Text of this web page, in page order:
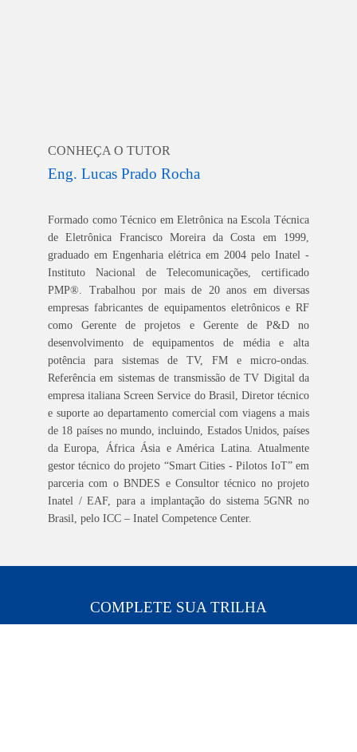
CONHEÇA O TUTOR
Eng. Lucas Prado Rocha
Formado como Técnico em Eletrônica na Escola Técnica
de Eletrônica Francisco Moreira da Costa em 1999,
graduado em Engenharia elétrica em 2004 pelo Inatel -
Instituto Nacional de Telecomunicações, certificado
PMP®. Trabalhou por mais de 20 anos em diversas
empresas fabricantes de equipamentos eletrônicos e RF
como Gerente de projetos e Gerente de P&D no
desenvolvimento de equipamentos de média e alta
potência para sistemas de TV, FM e micro-ondas.
Referência em sistemas de transmissão de TV Digital da
empresa italiana Screen Service do Brasil, Diretor técnico
e suporte ao departamento comercial com viagens a mais
de 18 países no mundo, incluindo, Estados Unidos, países
da Europa, África Ásia e América Latina. Atualmente
gestor técnico do projeto “Smart Cities - Pilotos IoT” em
parceria com o BNDES e Consultor técnico no projeto
Inatel / EAF, para a implantação do sistema 5GNR no
Brasil, pelo ICC – Inatel Competence Center.
COMPLETE SUA TRILHA